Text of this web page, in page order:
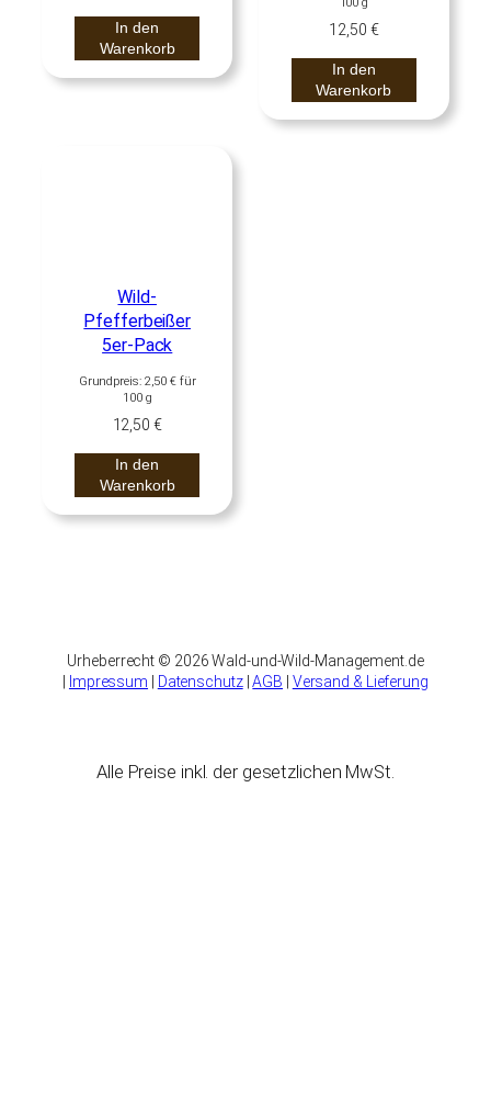
In den
Warenkorb
100 g
12,50 €
In den
Warenkorb
Wild-
Pfefferbeißer
5er-Pack
Grundpreis: 2,50€ für
100 g
12,50 €
In den
Warenkorb
Urheberrecht © 2026 Wald-und-Wild-Management.de
Impressum Datenschutz|AGB Versand & Lieferung
Alle Preise inkl. der gesetzlichen MwSt.